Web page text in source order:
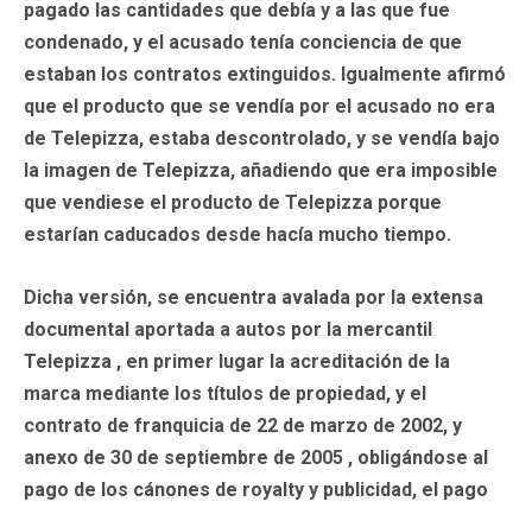
pagado las cantidades que debía y a las que fue
condenado, y el acusado tenía conciencia de que
estaban los contratos extinguidos. Igualmente afirmó
que el producto que se vendía por el acusado no era
de Telepizza, estaba descontrolado, y se vendía bajo
la imagen de Telepizza, añadiendo que era imposible
que vendiese el producto de Telepizza porque
estarían caducados desde hacía mucho tiempo.
Dicha versión, se encuentra avalada por la extensa
documental aportada a autos por la mercantil
Telepizza , en primer lugar la acreditación de la
marca mediante los títulos de propiedad, y el
contrato de franquicia de 22 de marzo de 2002, y
anexo de 30 de septiembre de 2005 , obligándose al
pago de los cánones de royalty y publicidad, el pago